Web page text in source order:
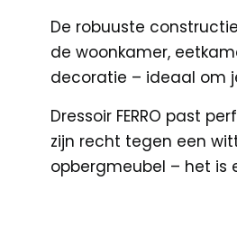
De robuuste
de woonkamer,
decoratie – ideaal om
Dressoir FERRO past
zijn recht tegen een
opbergmeubel – het is